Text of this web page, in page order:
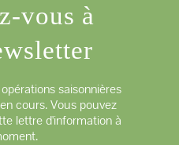
vous à
saisonnières
cours. Vous pouvez
lettre d'information à